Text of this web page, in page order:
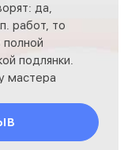
да,
работ, то
подлянки.
мастера